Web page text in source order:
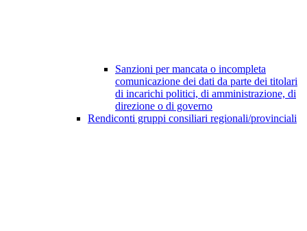
Sanzioni per mancata o incompleta
comunicazione dei dati da parte dei titolari
di incarichi politici, di amministrazione, di
direzione o di governo
Rendiconti gruppi consiliari regionali/provinciali